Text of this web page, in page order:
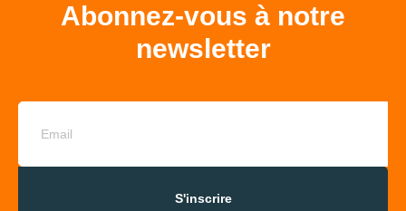
Abonnez-vous à notre
newsletter
S'inscrire